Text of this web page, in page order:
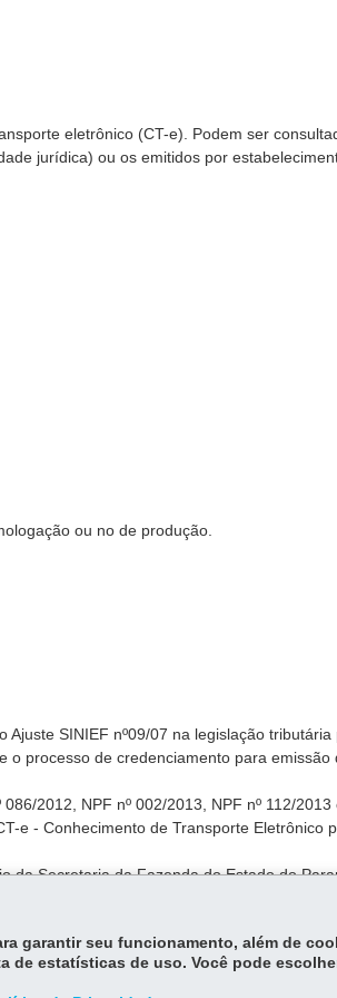
eletrônico (CT-e). Podem ser
jurídica) ou os emitidos por
ou no de produção.
SINIEF nº09/07 na legislação
o processo de credenciamento para emissão
2012, NPF nº 002/2013, NPF nº 112/2013
e - Conhecimento de Transporte Eletrônico
da Secretaria da Fazenda do Estado do
do Sul, pelos contribuintes paranaenses
garantir seu funcionamento, além de
de estatísticas de uso. Você pode